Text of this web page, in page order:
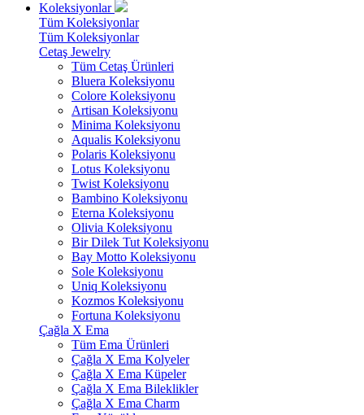
Koleksiyonlar
Tüm Koleksiyonlar
Tüm Koleksiyonlar
Cetaş Jewelry
Tüm Cetaş Ürünleri
Bluera Koleksiyonu
Colore Koleksiyonu
Artisan Koleksiyonu
Minima Koleksiyonu
Aqualis Koleksiyonu
Polaris Koleksiyonu
Lotus Koleksiyonu
Twist Koleksiyonu
Bambino Koleksiyonu
Eterna Koleksiyonu
Olivia Koleksiyonu
Bir Dilek Tut Koleksiyonu
Bay Motto Koleksiyonu
Sole Koleksiyonu
Uniq Koleksiyonu
Kozmos Koleksiyonu
Fortuna Koleksiyonu
Çağla X Ema
Tüm Ema Ürünleri
Çağla X Ema Kolyeler
Çağla X Ema Küpeler
Çağla X Ema Bileklikler
Çağla X Ema Charm